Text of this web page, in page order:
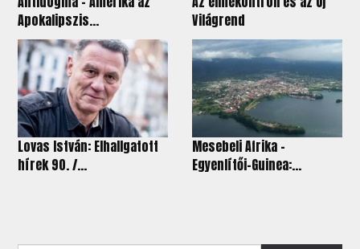
Apokalipszis...
Világrend
Lovas István: Elhallgatott
hírek 90. /...
Mesebeli Afrika -
Egyenlítői-Guinea:...